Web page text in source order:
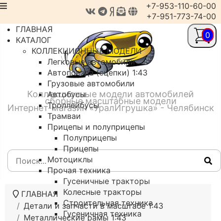
Коллекционные модели автомобилей
сборные масштабные модели
Интернет-магазин «УралИгрушка» - Челябинск
+7-953-110-60-00
+7-951-773-74-00
ГЛАВНАЯ
КАТАЛОГ
КОЛЛЕКЦИОННЫЕ МОДЕЛИ
Легковые автомобили
Автопоезда (сцепки) 1:43
Грузовые автомобили
Автобусы
Троллейбусы
Трамваи
Прицепы и полуприцепы
Полуприцепы
Прицепы
Мотоциклы
Прочая техника
Гусеничные тракторы
Колесные тракторы
Строительная техника
Гусеничная техника
ГЛАВНАЯ
Детали и запчасти в масштабе 1:43
Металлические рамы 1:43
0